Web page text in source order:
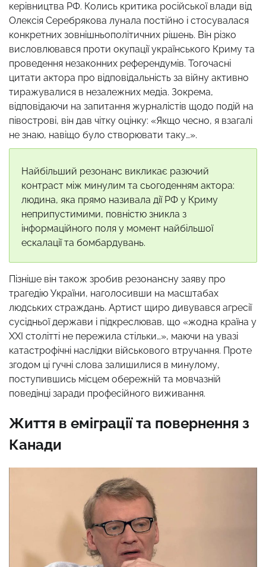
керівництва РФ. Колись критика російської влади від
Олексія Серебрякова лунала постійно і стосувалася
конкретних зовнішньополітичних рішень. Він різко
висловлювався проти окупації українського Криму та
проведення незаконних референдумів. Тогочасні
цитати актора про відповідальність за війну активно
тиражувалися в незалежних медіа. Зокрема,
відповідаючи на запитання журналістів щодо подій на
півострові, він дав чітку оцінку: «Якщо чесно, я взагалі
не знаю, навіщо було створювати таку…».
Найбільший резонанс викликає разючий
контраст між минулим та сьогоденням актора:
людина, яка прямо називала дії РФ у Криму
неприпустимими, повністю зникла з
інформаційного поля у момент найбільшої
ескалації та бомбардувань.
Пізніше він також зробив резонансну заяву про
трагедію України, наголосивши на масштабах
людських страждань. Артист щиро дивувався агресії
сусідньої держави і підкреслював, що «жодна країна у
ХХІ столітті не пережила стільки…», маючи на увазі
катастрофічні наслідки військового втручання. Проте
згодом ці гучні слова залишилися в минулому,
поступившись місцем обережній та мовчазній
поведінці заради професійного виживання.
Життя в еміграції та повернення з
Канади